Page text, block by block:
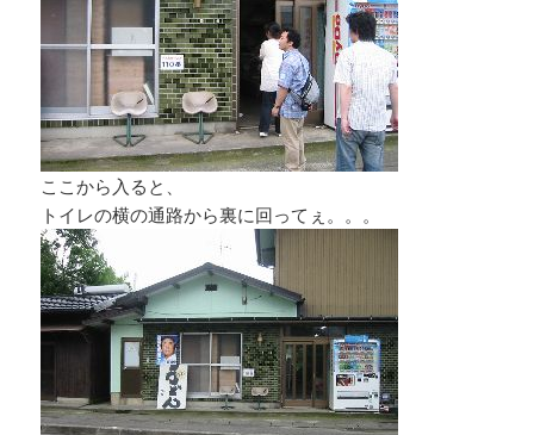
ここから入ると、
トイレの横の通路から裏に回ってぇ。。。